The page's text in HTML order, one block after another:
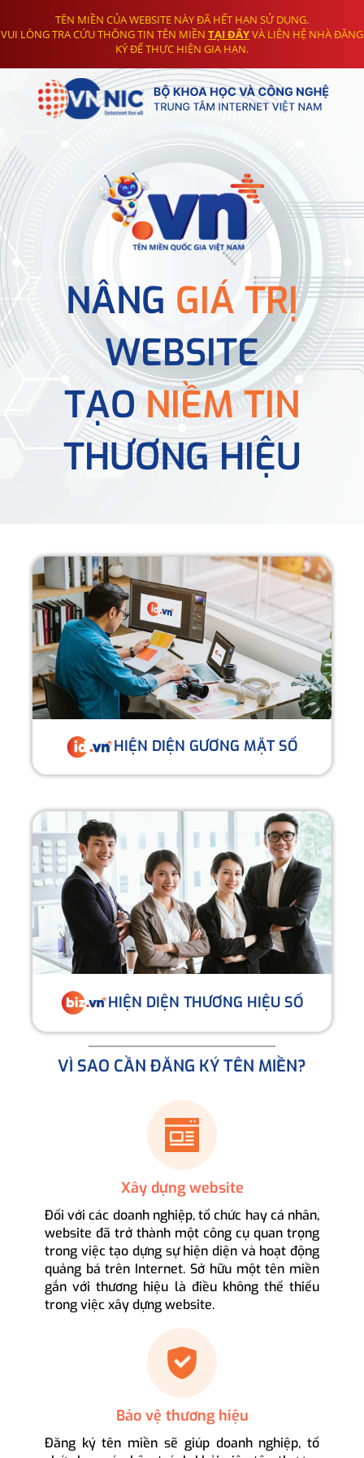
TÊN MIỀN CỦA WEBSITE NÀY ĐÃ HẾT HẠN SỬ DỤNG.
VUI LÒNG TRA CỨU THÔNG TIN TÊN MIỀN TẠI ĐÂYVÀ LIÊN HỆ NHÀ ĐĂNG
KÝ ĐỂ THỰC HIỆN GIA HẠN.
NÂNG GIÁ TRỊ
WEBSITE
TẠONIỀM TIN
THƯƠNG HIỆU
HIỆN DIỆN GƯƠNG MẶT SỐ
HIỆN DIỆN THƯƠNG HIỆU SỐ
VÌ SAO CẦN ĐĂNG KÝ TÊN MIỀN?
Xây dựng website
Đối với các doanh nghiệp, tổ chức hay cá nhân,
website đã trở thành một công cụ quan trọng
trong việc tạo dựng sự hiện diện và hoạt động
quảng bá trên Internet. Sở hữu một tên miền
gắn với thương hiệu là điều không thể thiếu
trong việc xây dựng website.
Bảo vệ thương hiệu
Đăng ký tên miền sẽ giúp doanh nghiệp, tổ